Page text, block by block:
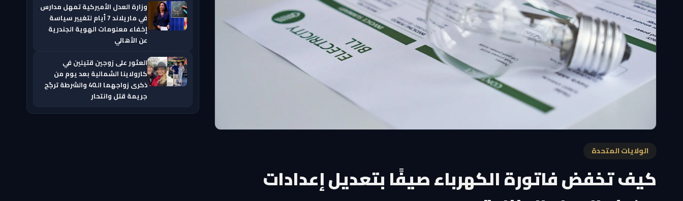
الولايات المتحدة
كيف تخفض فاتورة الكهرباء صيفًا بتعديل إعدادات
وزارة العدل الأميركية تمهل مدارس
في ماريلاند 7 أيام لتغيير سياسة
إخفاء معلومات الهوية الجندرية
عن الأهالي
العثور على زوجين قتيلين في
كارولاينا الشمالية بعد يوم من
ذكرى زواجهما الـ40 والشرطة ترجّح
جريمة قتل وانتحار